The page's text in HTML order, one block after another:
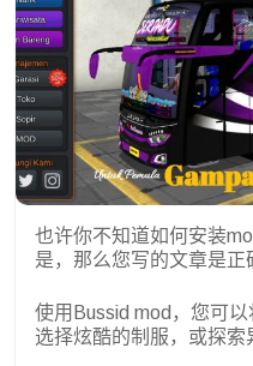
也许你不知道如何安装
是，那么您写的文章是正
使用Bussid mod，您可
选择炫酷的制服，或探索